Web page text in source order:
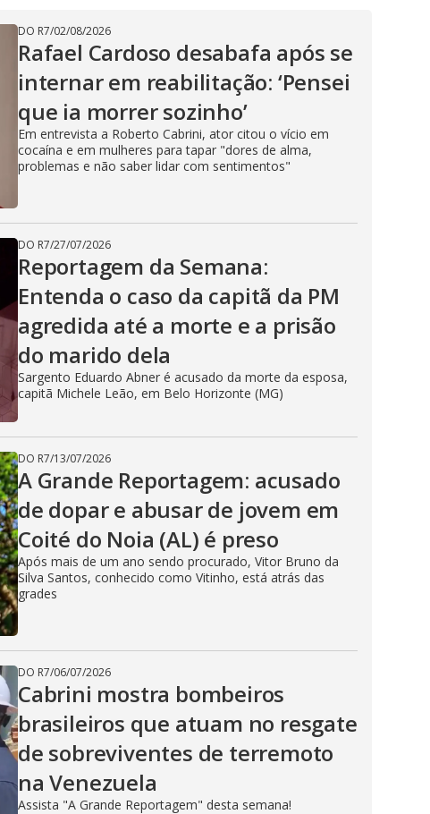
DO R7/02/08/2026
Rafael Cardoso desabafa após se
internar em reabilitação: ‘Pensei
que ia morrer sozinho’
Em entrevista a Roberto Cabrini, ator citou o vício em
cocaína e em mulheres para tapar "dores de alma,
problemas e não saber lidar com sentimentos"
DO R7/27/07/2026
Reportagem da Semana:
Entenda o caso da capitã da PM
agredida até a morte e a prisão
do marido dela
Sargento Eduardo Abner é acusado da morte da esposa,
capitã Michele Leão, em Belo Horizonte (MG)
DO R7/13/07/2026
A Grande Reportagem: acusado
de dopar e abusar de jovem em
Coité do Noia (AL) é preso
Após mais de um ano sendo procurado, Vitor Bruno da
Silva Santos, conhecido como Vitinho, está atrás das
grades
DO R7/06/07/2026
Cabrini mostra bombeiros
brasileiros que atuam no resgate
de sobreviventes de terremoto
na Venezuela
Assista "A Grande Reportagem" desta semana!